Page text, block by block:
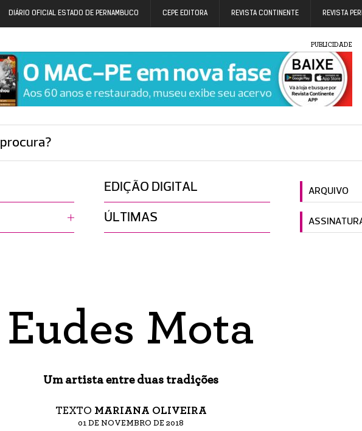
DIÁRIO OFICIAL ESTADO DE PERNAMBUCO CEPE EDITORA REVISTA CONTINENTE REVISTA
PUBLICIDADE
EDIÇÃO DIGITAL ARQUIVO
ÚLTIMAS
Eudes Mota
Um artista entre duas tradições
TEXTO MARIANA OLIVEIRA
01 DE NOVEMBRO DE 2018